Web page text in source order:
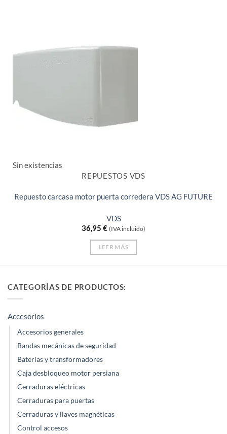
Sin existencias
REPUESTOS VDS
Repuesto carcasa motor puerta corredera VDS AG FUTURE
VDS
36,95 € (IVA incluido)
LEER MÁS
CATEGORÍAS DE PRODUCTOS:
Accesorios
Accesorios generales
Bandas mecánicas de seguridad
Baterías y transformadores
Caja desbloqueo motor persiana
Cerraduras eléctricas
Cerraduras para puertas
Cerraduras y llaves magnéticas
Control accesos